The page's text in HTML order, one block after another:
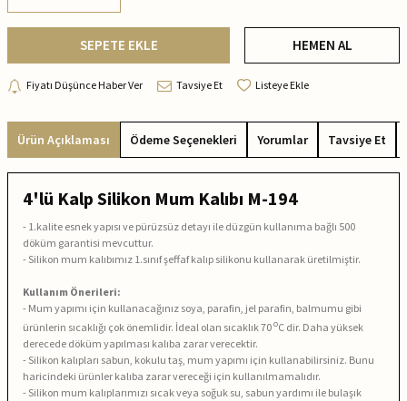
SEPETE EKLE HEMEN AL
Fiyatı Düşünce Haber Ver Tavsiye Et Listeye Ekle
Ürün Açıklaması Ödeme Seçenekleri Yorumlar Tavsiye Et
4'lü Kalp Silikon Mum Kalıbı M-194
- 1.kalite esnek yapısı ve pürüzsüz detayı ile düzgün kullanıma bağlı 500
döküm garantisi mevcuttur.
- Silikon mum kalıbımız 1.sınıf şeffaf kalıp silikonu kullanarak üretilmiştir.
Kullanım Önerileri:
- Mum yapımı için kullanacağınız soya, parafin, jel parafin, balmumu gibi
ürünlerin sıcaklığı çok önemlidir. İdeal olan sıcaklık 70oC dir. Daha yüksek
derecede döküm yapılması kalıba zarar verecektir.
- Silikon kalıpları sabun, kokulu taş, mum yapımı için kullanabilirsiniz. Bunu
haricindeki ürünler kalıba zarar vereceği için kullanılmamalıdır.
- Silikon mum kalıplarımızı sıcak veya soğuk su, sabun yardımı ile bulaşık